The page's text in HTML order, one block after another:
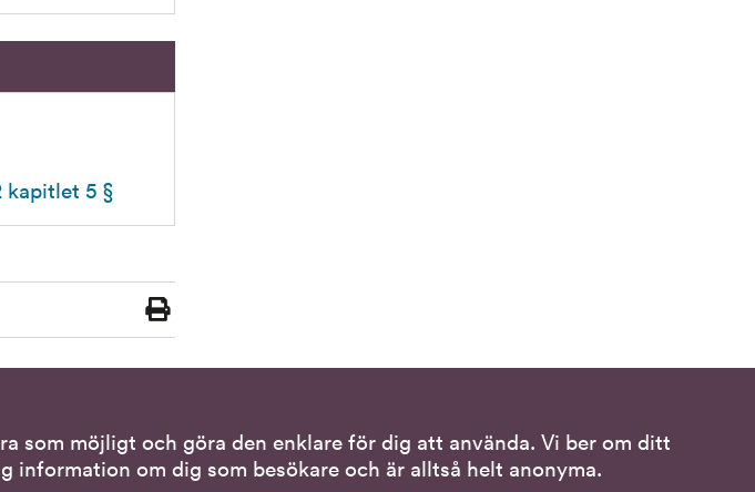
som möjligt och göra den enklare för dig att använda. Vi ber om ditt
information om dig som besökare och är alltså helt anonyma.
kapitlet 5 §
Skriv
ut
Genvägar Följ oss